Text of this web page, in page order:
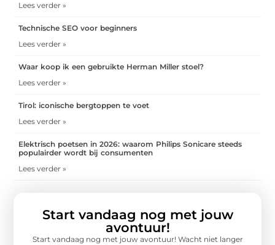
Lees verder »
Technische SEO voor beginners
Lees verder »
Waar koop ik een gebruikte Herman Miller stoel?
Lees verder »
Tirol: iconische bergtoppen te voet
Lees verder »
Elektrisch poetsen in 2026: waarom Philips Sonicare steeds
populairder wordt bij consumenten
Lees verder »
Start vandaag nog met jouw
avontuur!
Start vandaag nog met jouw avontuur! Wacht niet langer